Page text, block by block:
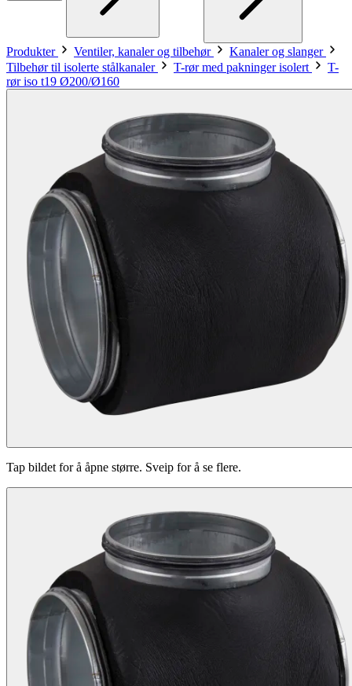
Produkter Ventiler, kanaler og tilbehør
Kanaler og slanger
Tilbehør til isolerte stålkanaler
T-rør med pakninger isolert
T-
rør iso t19 Ø200/Ø160
Tap bildet for å åpne større. Sveip for å se flere.